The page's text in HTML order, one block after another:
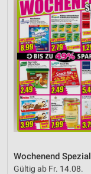
Wochenend Spezial
Gültig ab Fr. 14.08.